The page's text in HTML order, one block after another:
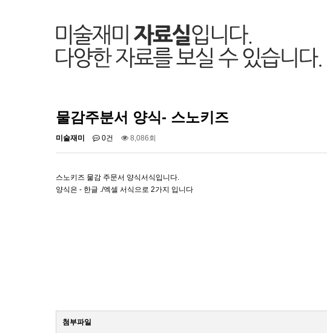
물감주분서 양식- 스노키즈
미술재미 0건 8,086회
스노키즈 물감 주문서 양식서식입니다.
양식은 - 한글 ./엑셀 서식으로 2가지 입니다
첨부파일